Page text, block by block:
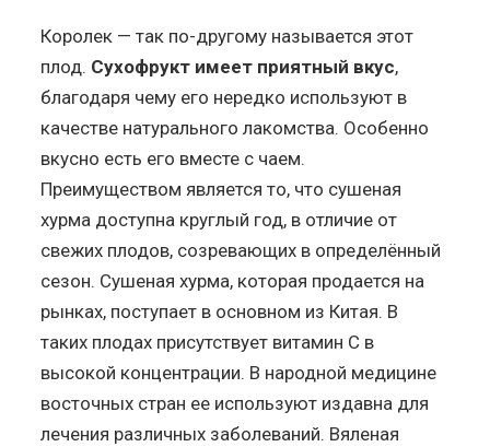
Королек — так по-другому называется этот
плод. Сухофрукт имеет приятный вкус,
благодаря чему его нередко используют в
качестве натурального лакомства. Особенно
вкусно есть его вместе с чаем.
Преимуществом является то, что сушеная
хурма доступна круглый год, в отличие от
свежих плодов, созревающих в определённый
сезон. Сушеная хурма, которая продается на
рынках, поступает в основном из Китая. В
таких плодах присутствует витамин C в
высокой концентрации. В народной медицине
восточных стран ее используют издавна для
лечения различных заболеваний. Вяленая